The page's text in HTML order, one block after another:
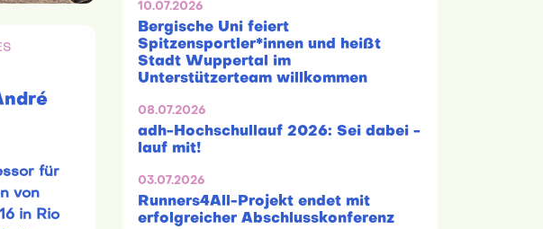
für
von
in Rio
10.07.2026
Bergische Uni feiert
Spitzensportler*innen und heißt
Stadt Wuppertal im
Unterstützerteam willkommen
08.07.2026
adh-Hochschullauf 2026: Sei dabei -
lauf mit!
03.07.2026
Runners4All-Projekt endet mit
erfolgreicher Abschlusskonferenz